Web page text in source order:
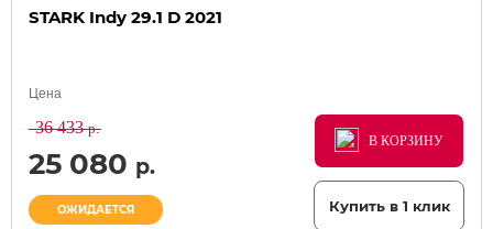
STARK Indy 29.1 D 2021
Цена
36 433р.
25 080 р.
ОЖИДАЕТСЯ
В КОРЗИНУ
В КОРЗИНУ
В КОРЗИНУ
Купить в 1 клик